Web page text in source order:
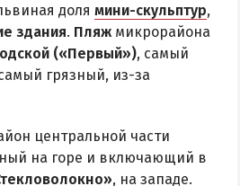
доля мини-скульптур,
здания. Пляж микрорайона
(«Первый»), самый
грязный, из-за
центральной части
на горе и включающий в
, на западе.